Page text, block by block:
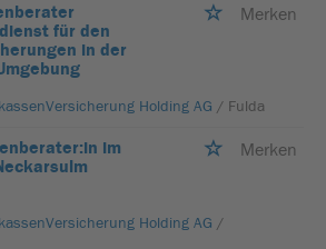
für den
in der
Merken
Holding AG / Fulda
im
Merken
Holding AG /